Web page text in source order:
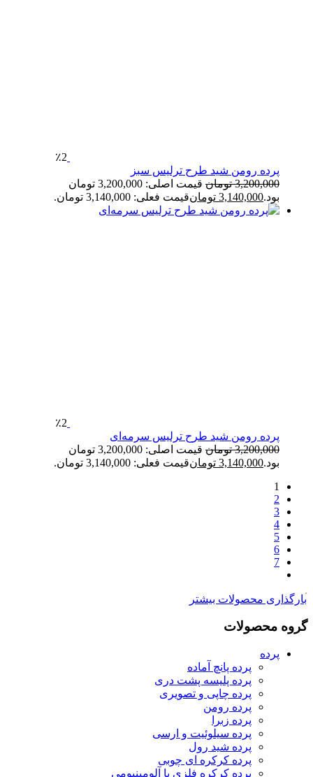
٪2
پرده رومن شید طرح ترلیس سبز
3,200,000 تومان
قیمت اصلی: 3,200,000 تومان
بود.3,140,000 تومانقیمت فعلی: 3,140,000 تومان.
٪2
پرده رومن شید طرح ترلیس سرمه‌ای
3,200,000 تومان
قیمت اصلی: 3,200,000 تومان
بود.3,140,000 تومانقیمت فعلی: 3,140,000 تومان.
بارگذاری محصولات بیشتر
محصولات
پرده
پرده پانچ آماده
پرده پلیسه پشت دری
پرده چاپی و تصویری
پرده رومن
پرده زبرا
پرده سیلوئیت و ارسی
پرده شید رول
پرده کرکره ای چوبی
پرده کرکره فلزی یا آلومینیومی